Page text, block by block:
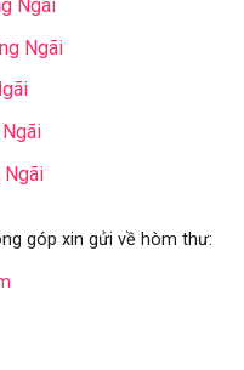
Ngãi
Ngãi
Ngãi
góp xin gửi về hòm thư: